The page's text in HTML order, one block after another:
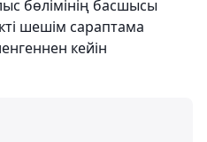
бөлімінің басшысы
шешім сараптама
кейін